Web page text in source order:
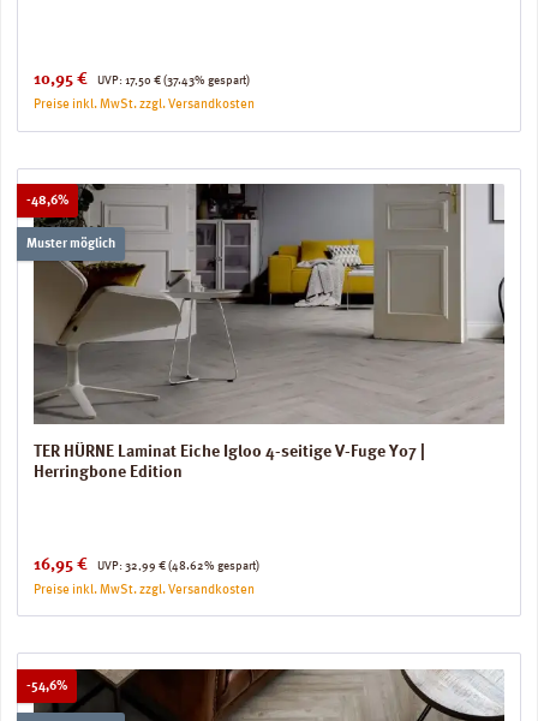
Verkaufspreis:
10,95 € UVP:
Regulärer Preis:
17,50 € (37.43% gespart)
Preise inkl. MwSt. zzgl. Versandkosten
-48,6%Rabatt
Muster möglich
TER HÜRNE Laminat Eiche Igloo 4-seitige V-Fuge Y07 |
Herringbone Edition
Verkaufspreis:
16,95 € UVP:
Regulärer Preis:
32,99 € (48.62% gespart)
Preise inkl. MwSt. zzgl. Versandkosten
-54,6%Rabatt